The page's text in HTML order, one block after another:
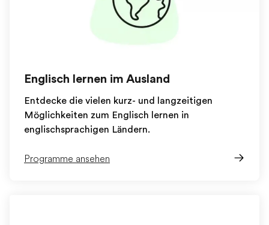
Englisch lernen im Ausland
Entdecke die vielen kurz- und langzeitigen
Möglichkeiten zum Englisch lernen in
englischsprachigen Ländern.
Programme ansehen